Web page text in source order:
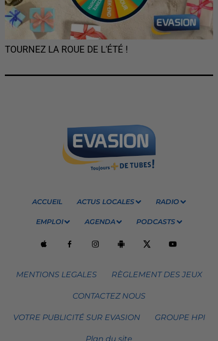
TOURNEZ LA ROUE DE L'ÉTÉ !
ACCUEIL ACTUS LOCALES RADIO
EMPLOI AGENDA PODCASTS
MENTIONS LEGALES RÈGLEMENT DES JEUX
CONTACTEZ NOUS
VOTRE PUBLICITÉ SUR EVASION GROUPE HPI
Plan du site